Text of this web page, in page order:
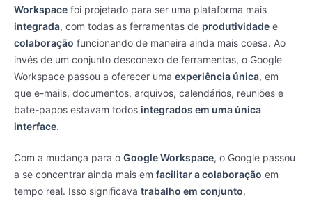
Workspace foi projetado para ser uma plataforma mais
integrada, com todas as ferramentas de produtividade e
colaboração funcionando de maneira ainda mais coesa. Ao
invés de um conjunto desconexo de ferramentas, o Google
Workspace passou a oferecer uma experiência única, em
que e-mails, documentos, arquivos, calendários, reuniões e
bate-papos estavam todos integrados em uma única
interface.
Com a mudança para o Google Workspace, o Google passou
a se concentrar ainda mais em facilitar a colaboração em
tempo real. Isso significava trabalho em conjunto,